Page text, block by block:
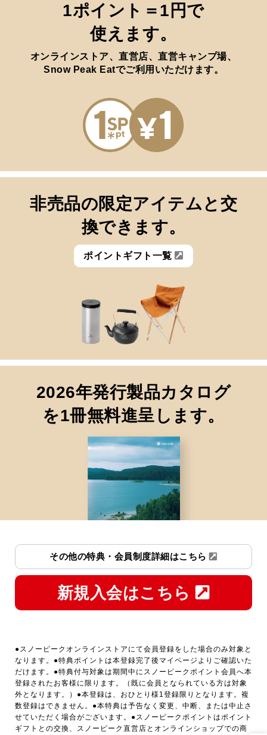
1ポイント＝1円で
使えます。
オンラインストア、直営店、直営キャンプ場、
Snow Peak Eatでご利用いただけます。
非売品の限定アイテムと交
換できます。
ポイントギフト一覧
2026年発行製品カタログ
を1冊無料進呈します。
その他の特典・会員制度詳細はこちら
新規入会はこちら
●スノーピークオンラインストアにて会員登録をした場合のみ対象と
なります。●特典ポイントは本登録完了後マイページよりご確認いた
だけます。●特典付与対象は期間中にスノーピークポイント会員へ本
登録されたお客様に限ります。（既に会員となられている方は対象
外となります。）●本登録は、おひとり様1登録限りとなります。複
数登録はできません。●本特典は予告なく変更、中断、または中止さ
せていただく場合がございます。●スノーピークポイントはポイント
ギフトとの交換、スノーピーク直営店とオンラインショップでの商